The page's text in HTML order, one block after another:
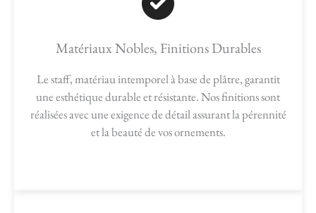
Matériaux Nobles, Finitions Durables
Le staff, matériau intemporel à base de plâtre, garantit
une esthétique durable et résistante. Nos finitions sont
réalisées avec une exigence de détail assurant la pérennité
et la beauté de vos ornements.